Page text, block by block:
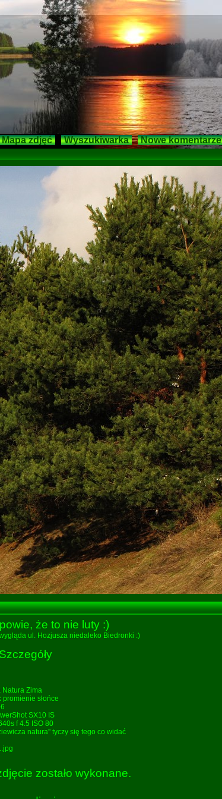
Mapa zdjęć Wyszukiwarka Nowe komentarze
że to nie luty :)
ul. Hozjusza niedaleko Biedronki :)
Szczegóły
Natura Zima
promienie słońce
SX10 IS
f 4.5 ISO 80
natura'' tyczy się tego co widać
zostało wykonane.